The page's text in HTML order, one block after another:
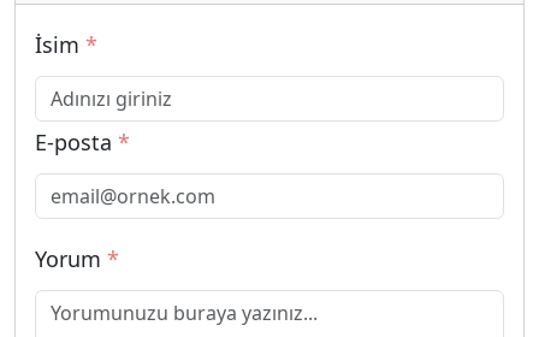
İsim *
E-posta *
Yorum *